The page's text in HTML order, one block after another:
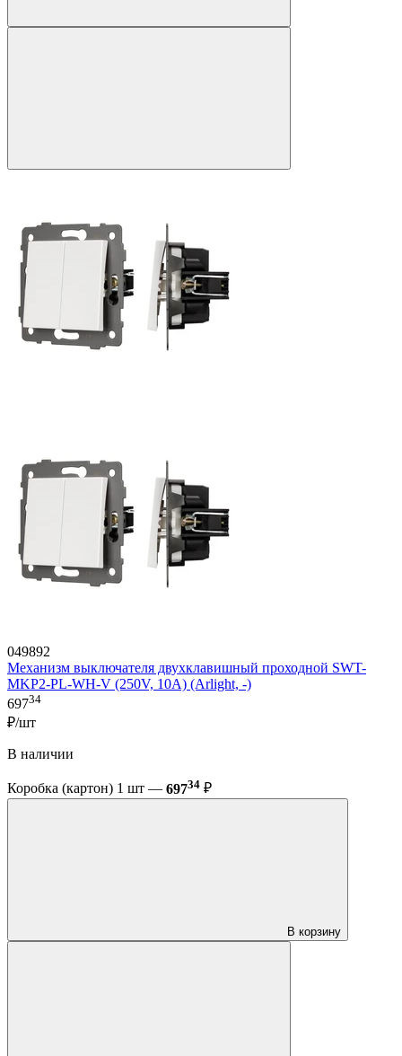
049892
Механизм выключателя двухклавишный проходной SWT-
MKP2-PL-WH-V (250V, 10A) (Arlight, -)
69734
₽/шт
В наличии
Коробка (картон) 1 шт — 69734 ₽
В корзину